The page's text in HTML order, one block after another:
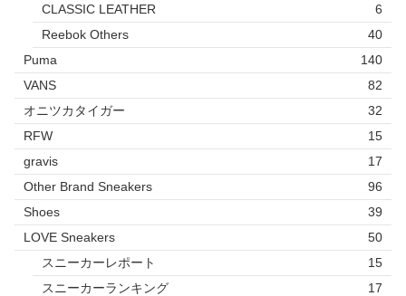
CLASSIC LEATHER
6
Reebok Others
40
Puma
140
VANS
82
オニツカタイガー
32
RFW
15
gravis
17
Other Brand Sneakers
96
Shoes
39
LOVE Sneakers
50
スニーカーレポート
15
スニーカーランキング
17